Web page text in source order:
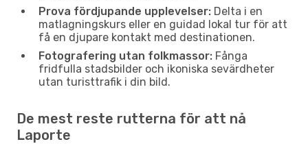
Prova fördjupande upplevelser: Delta i en
matlagningskurs eller en guidad lokal tur för att
få en djupare kontakt med destinationen.
Fotografering utan folkmassor: Fånga
fridfulla stadsbilder och ikoniska sevärdheter
utan turisttrafik i din bild.
De mest reste rutterna för att nå
Laporte